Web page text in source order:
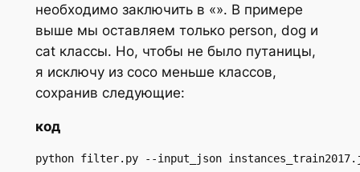
необходимо заключить в «». В примере
выше мы оставляем только person, dog и
cat классы. Но, чтобы не было путаницы,
я исключу из coco меньше классов,
сохранив следующие:
код
python filter.py --input_json